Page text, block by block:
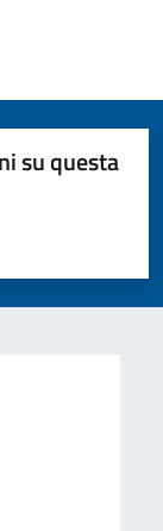
su questa